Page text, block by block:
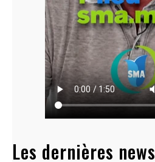
Les dernières news